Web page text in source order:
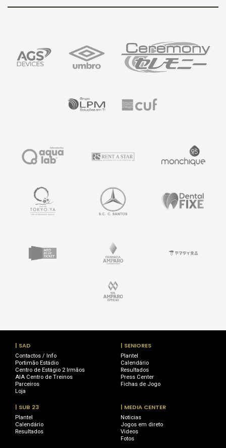
| SAD
Contactos / Info
Portimão Estádio
Centro de Estágio 2 Irmãos
AIA Centro de Treinos
Parceiros
Loja
| SENIORES
Plantel
Calendário
Resultados
Press Center
Fichas de Jogo
| SUB 23
Plantel
Calendário
Resultados
| MEDIA CENTER
Noticias
Jogos em direto
Videos
Fotos